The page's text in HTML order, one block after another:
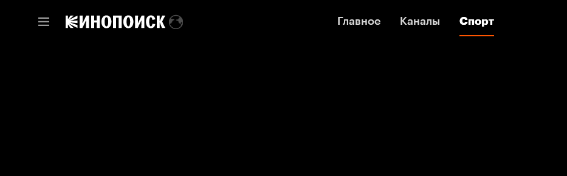
Главное Каналы Спорт
Главное Каналы Спорт